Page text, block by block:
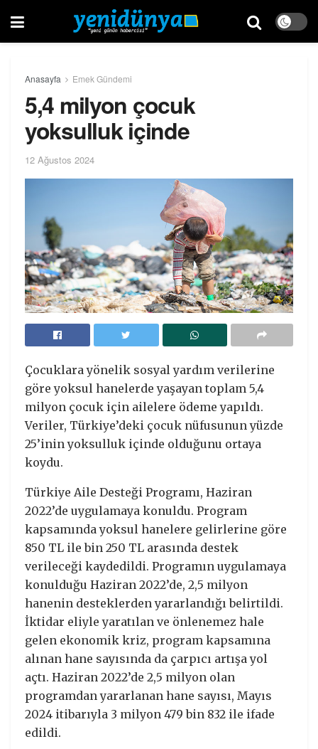
Anasayfa Emek Gündemi
5,4 milyon çocuk
yoksulluk içinde
12 Ağustos 2024
Çocuklara yönelik sosyal yardım verilerine
göre yoksul hanelerde yaşayan toplam 5,4
milyon çocuk için ailelere ödeme yapıldı.
Veriler, Türkiye’deki çocuk nüfusunun yüzde
25’inin yoksulluk içinde olduğunu ortaya
koydu.
Türkiye Aile Desteği Programı, Haziran
2022’de uygulamaya konuldu. Program
kapsamında yoksul hanelere gelirlerine göre
850 TL ile bin 250 TL arasında destek
verileceği kaydedildi. Programın uygulamaya
konulduğu Haziran 2022’de, 2,5 milyon
hanenin desteklerden yararlandığı belirtildi.
İktidar eliyle yaratılan ve önlenemez hale
gelen ekonomik kriz, program kapsamına
alınan hane sayısında da çarpıcı artışa yol
açtı. Haziran 2022’de 2,5 milyon olan
programdan yararlanan hane sayısı, Mayıs
2024 itibarıyla 3 milyon 479 bin 832 ile ifade
edildi.